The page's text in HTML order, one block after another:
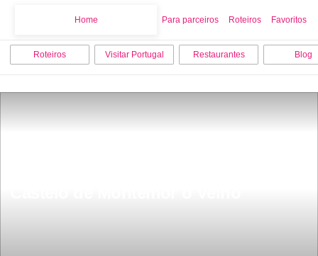
Home Para parceiros Roteiros Favoritos
Roteiros Visitar Portugal Restaurantes Blog